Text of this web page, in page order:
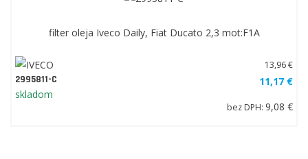
filter oleja Iveco Daily, Fiat Ducato 2,3 mot:F1A
2995811-C
skladom
13,96 €
11,17 €
bez DPH: 9,08 €